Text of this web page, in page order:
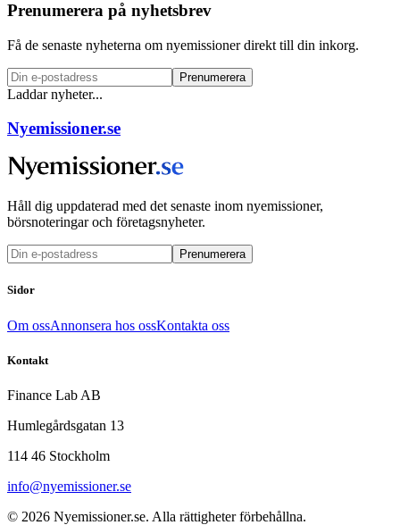
Prenumerera på nyhetsbrev
Få de senaste nyheterna om nyemissioner direkt till din inkorg.
Prenumerera
Laddar nyheter...
Nyemissioner.se
Håll dig uppdaterad med det senaste inom nyemissioner,
börsnoteringar och företagsnyheter.
Prenumerera
Sidor
Om ossAnnonsera hos ossKontakta oss
Kontakt
Finance Lab AB
Humlegårdsgatan 13
114 46 Stockholm
info@nyemissioner.se
© 2026 Nyemissioner.se. Alla rättigheter förbehållna.